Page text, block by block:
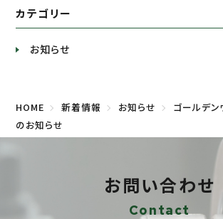
カテゴリー
お知らせ
HOME 新着情報 お知らせ
ゴールデ
のお知らせ
お問い合わせ
Contact